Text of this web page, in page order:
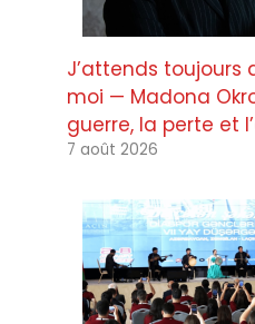
J’attends toujours
moi — Madona
guerre, la perte et
7 août 2026